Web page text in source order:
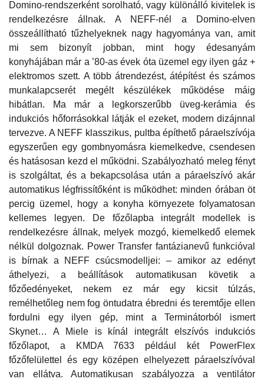
Domino-rendszerként sorolható, vagy különálló kivitelek is
rendelkezésre állnak. A NEFF-nél a Domino-elven
összeállítható tűzhelyeknek nagy hagyománya van, amit
mi sem bizonyít jobban, mint hogy édesanyám
konyhájában már a ’80-as évek óta üzemel egy ilyen gáz +
elektromos szett. A több átrendezést, átépítést és számos
munkalapcserét megélt készülékek működése máig
hibátlan. Ma már a legkorszerűbb üveg-kerámia és
indukciós hőforrásokkal látják el ezeket, modern dizájnnal
tervezve. A NEFF klasszikus, pultba építhető páraelszívója
egyszerűen egy gombnyomásra kiemelkedve, csendesen
és hatásosan kezd el működni. Szabályozható meleg fényt
is szolgáltat, és a bekapcsolása után a páraelszívó akár
automatikus légfrissítőként is működhet: minden órában öt
percig üzemel, hogy a konyha környezete folyamatosan
kellemes legyen. De főzőlapba integrált modellek is
rendelkezésre állnak, melyek mozgó, kiemelkedő elemek
nélkül dolgoznak. Power Transfer fantázianevű funkcióval
is bírnak a NEFF csúcsmodelljei: – amikor az edényt
áthelyezi, a beállítások automatikusan követik a
főzőedényeket, nekem ez már egy kicsit túlzás,
remélhetőleg nem fog öntudatra ébredni és teremtője ellen
fordulni egy ilyen gép, mint a Terminátorból ismert
Skynet… A Miele is kínál integrált elszívós indukciós
főzőlapot, a KMDA 7633 például két PowerFlex
főzőfelülettel és egy középen elhelyezett páraelszívóval
van ellátva. Automatikusan szabályozza a ventilátor